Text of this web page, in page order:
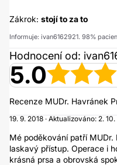
Zákrok: stojí to za to
Informuje: ivan6162921. 98%
Hodnocení od:
5.0
Recenze MUDr. Havránek
19. 9. 2018 · Aktualizováno: 2.
Mé poděkování patří
laskavý přístup. Operace i
krásná prsa a obrovská